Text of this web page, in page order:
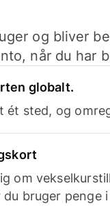
og bliver
når du har
globalt.
ét sted, og
om
bruger penge